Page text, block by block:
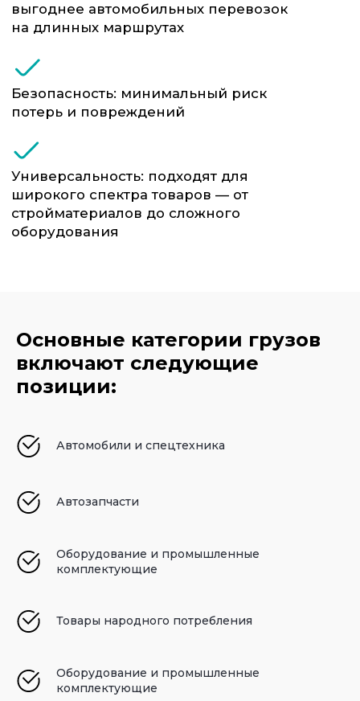
Основные категории грузов
включают следующие
позиции:
Автомобили и спецтехника
Автозапчасти
Оборудование и промышленные
комплектующие
Товары народного потребления
Оборудование и промышленные
комплектующие